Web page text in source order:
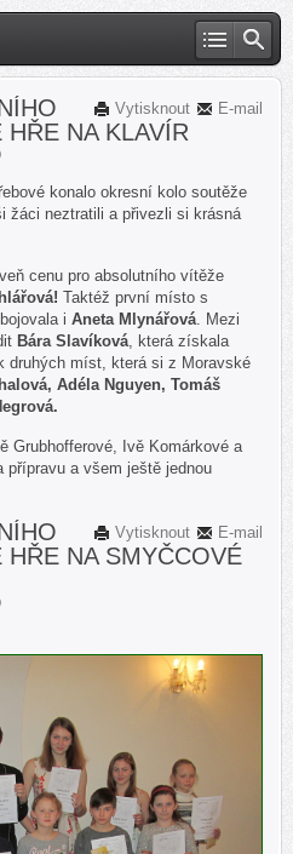
E-mail
Vytisknout
NA KLAVÍR
konalo okresní kolo soutěže
žáci neztratili a přivezli si krásná
cenu pro absolutního vítěže
Taktéž první místo s
i Aneta Mlynářová. Mezi
Bára Slavíková, která získala
druhých míst, která si z Moravské
Adéla Nguyen, Tomáš
Grubhofferové, Ivě Komárkové a
přípravu a všem ještě jednou
E-mail
Vytisknout
NA SMYČCOVÉ